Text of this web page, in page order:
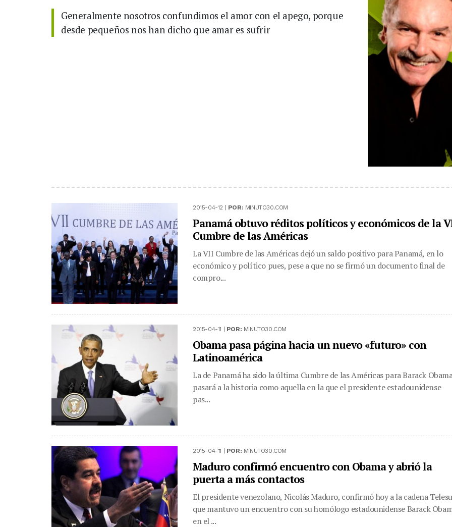
Generalmente nosotros confundimos el amor con el apego, porque
desde pequeños nos han dicho que amar es sufrir
2015-04-12 | POR: MINUTO30.COM
Panamá obtuvo réditos políticos y económicos de la
Cumbre de las Américas
La VII Cumbre de las Américas dejó un saldo positivo para Panamá, en lo
económico y político pues, pese a que no se firmó un documento final de
compro...
2015-04-11 | POR: MINUTO30.COM
Obama pasa página hacia un nuevo «futuro» con
Latinoamérica
La de Panamá ha sido la última Cumbre de las Américas para Barack
pasará a la historia como aquella en la que el presidente estadounidense
pas...
2015-04-11 | POR: MINUTO30.COM
Maduro confirmó encuentro con Obama y abrió la
puerta a más contactos
El presidente venezolano, Nicolás Maduro, confirmó hoy a la cadena
que mantuvo un encuentro con su homólogo estadounidense Barack
en el ...